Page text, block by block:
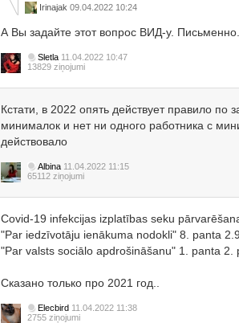
Irinajak 09.04.2022 10:24
А Вы задайте этот вопрос ВИД-у.
Sletla 11.04.2022 10:47
13829 ziņojumi
Кстати, в 2022 опять действует правило
минималок и нет ни одного работника с
действовало
Albina 11.04.2022 11:15
65112 ziņojumi
Covid-19 infekcijas izplatības seku
"Par iedzīvotāju ienākuma nodokli" 8. panta
"Par valsts sociālo apdrošināšanu" 1. panta
Сказано только про 2021 год..
Elecbird 11.04.2022 11:38
2755 ziņojumi